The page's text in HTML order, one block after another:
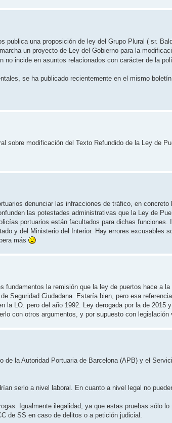
publica una proposición de ley del Grupo Plural ( sr.
un proyecto de Ley del Gobierno para la
incide en asuntos relacionados con carácter de la
se ha publicado recientemente en el mismo
sobre modificación del Texto Refundido de la Ley de
denunciar las infracciones de tráfico, en concreto
las potestades administrativas que la Ley de
portuarios están facultados para dichas funciones.
y del Ministerio del Interior. Hay errores excusables
más
la remisión que la ley de puertos hace a la
Seguridad Ciudadana. Estaría bien, pero esa
la LO. pero del año 1992. Ley derogada por la de 2015
con otros argumentos, y por supuesto con legislación
la Autoridad Portuaria de Barcelona (APB) y el
serlo a nivel laboral. En cuanto a nivel legal no
Igualmente ilegalidad, ya que estas pruebas sólo lo
de SS en caso de delitos o a petición judicial.